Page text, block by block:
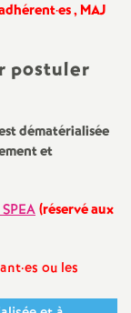
e
s
E
n
s
e
·es , MAJ
postuler
dématérialisée
et
(réservé aux
·es ou les